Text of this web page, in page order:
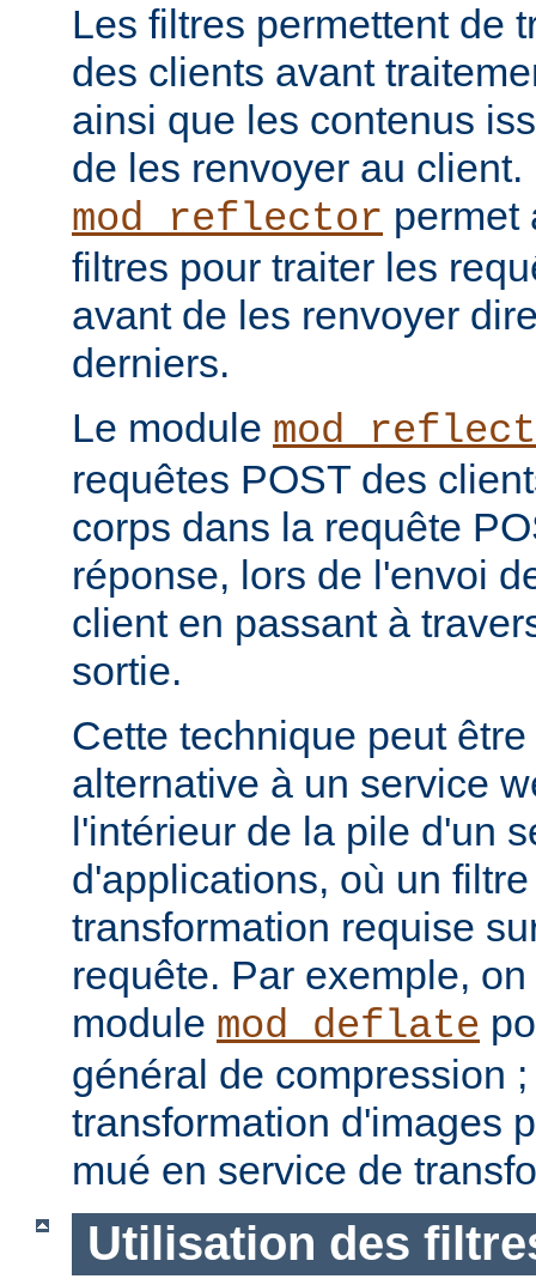
Les filtres permettent de
des clients avant
ainsi que les contenus
de les renvoyer au
mod_reflector permet
filtres pour traiter les
avant de les renvoyer
derniers.
Le module
requêtes POST des
corps dans la requête
réponse, lors de l'envoi
client en passant à
sortie.
Cette technique peut
alternative à un service
l'intérieur de la pile d'un
d'applications, où un
transformation requise
requête. Par exemple,
module mod_deflate
général de compression
transformation d'images
mué en service de
Utilisation des